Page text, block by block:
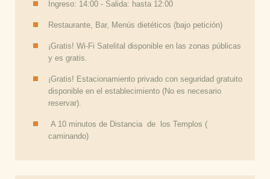
Ingreso: 14:00 - Salida: hasta 12:00
Restaurante, Bar, Menús dietéticos (bajo petición)
¡Gratis! Wi-Fi Satelital disponible en las zonas públicas
y es gratis.
¡Gratis! Estacionamiento privado con seguridad gratuito
disponible en el establecimiento (No es necesario
reservar).
A 10 minutos de Distancia de los Templos (
caminando)